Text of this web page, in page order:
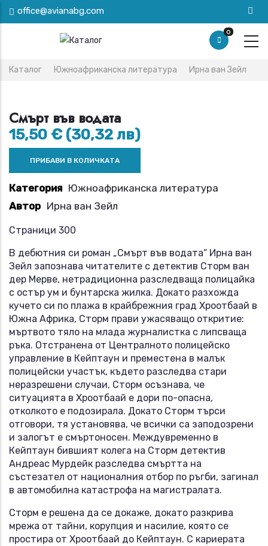
Премини
към
office@avianabg.com
0
Breadcrumb
Каталог Южноафриканска литература Ирна ван Зейл
Смърт във водата
15,50 € (30,32 лв)
Категория Южноафриканска литература
Автор Ирна ван Зейл
Страници 300
В дебютния си роман „Смърт във водата“ Ирна ван
Зейл запознава читателите с детектив Сторм ван
дер Мерве, нетрадиционна разследваща полицайка
с остър ум и бунтарска жилка. Докато разхожда
кучето си по плажа в крайбрежния град Хроотбаай в
Южна Африка, Сторм прави ужасяващо откритие:
мъртвото тяло на млада журналистка с липсваща
ръка. Отстранена от Централното полицейско
управление в Кейптаун и преместена в малък
полицейски участък, където разследва стари
неразрешени случаи, Сторм осъзнава, че
ситуацията в Хроотбаай е дори по-опасна,
отколкото е подозирала. Докато Сторм търси
отговори, тя установява, че всички са заподозрени
и залогът е смъртоносен. Междувременно в
Кейптаун бившият колега на Сторм детектив
Андреас Мурдейк разследва смъртта на
състезател от националния отбор по ръгби, загинал
в автомобилна катастрофа на магистралата.
Сторм е решена да се докаже, докато разкрива
мрежа от тайни, корупция и насилие, която се
простира от Хроотбаай до Кейптаун. С кариерата